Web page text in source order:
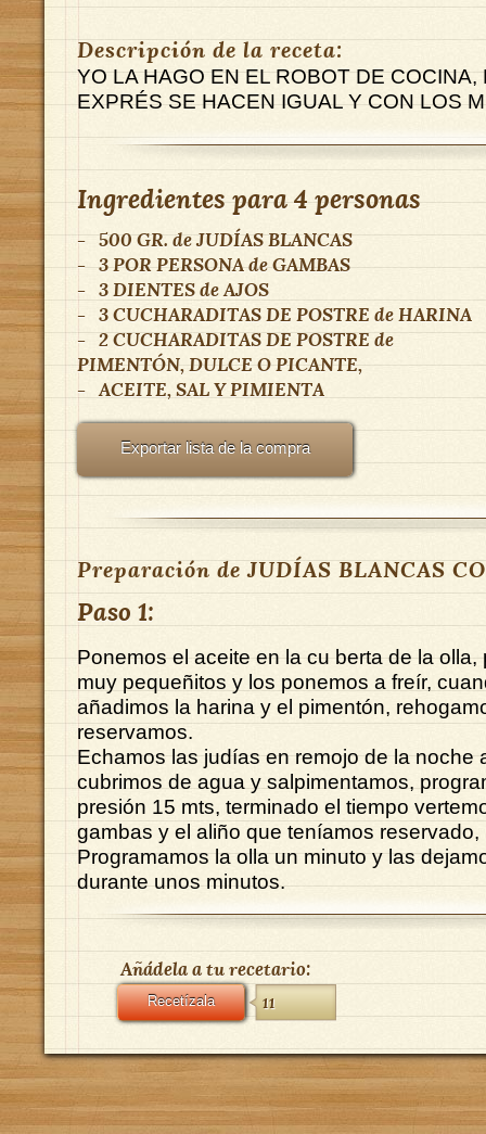
Descripción de la receta:
YO LA HAGO EN EL ROBOT DE COCINA,
EXPRÉS SE HACEN IGUAL Y CON LOS
Ingredientes para4 personas
- 500 GR. deJUDÍAS BLANCAS
- 3 POR PERSONAdeGAMBAS
- 3 DIENTESdeAJOS
- 3 CUCHARADITAS DE POSTRE deHARINA
- 2 CUCHARADITAS DE POSTRE de
PIMENTÓN, DULCE O PICANTE,
- ACEITE, SAL Y PIMIENTA
Exportar lista de la compra
Preparación de JUDÍAS BLANCAS
Paso 1:
Ponemos el aceite en la cu berta de la
muy pequeñitos y los ponemos a freír,
añadimos la harina y el pimentón,
reservamos.
Echamos las judías en remojo de la noche
cubrimos de agua y salpimentamos,
presión 15 mts, terminado el tiempo
gambas y el aliño que teníamos reservado,
Programamos la olla un minuto y las
durante unos minutos.
Añádela a tu recetario:
Recetízala 11